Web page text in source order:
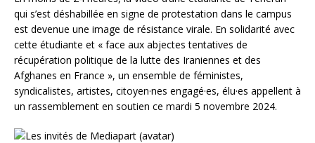
qui s’est déshabillée en signe de protestation dans le campus
est devenue une image de résistance virale. En solidarité avec
cette étudiante et « face aux abjectes tentatives de
récupération politique de la lutte des Iraniennes et des
Afghanes en France », un ensemble de féministes,
syndicalistes, artistes, citoyen·nes engagé·es, élu·es appellent à
un rassemblement en soutien ce mardi 5 novembre 2024.